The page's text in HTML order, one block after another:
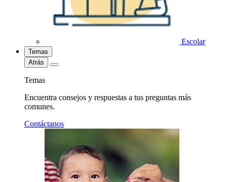
Escolar
Temas
Atrás
Temas
Encuentra consejos y respuestas a tus preguntas más
comunes.
Contáctanos